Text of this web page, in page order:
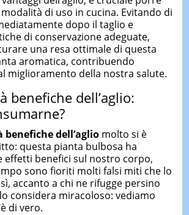
di uso in cucina. Evitando di
dopo il taglio e
di conservazione adeguate,
una resa ottimale di questa
aromatica, contribuendo
miglioramento della nostra salute.
benefiche dell’aglio:
benefiche dell’agliomolto si è
questa pianta bulbosa ha
effetti benefici sul nostro corpo,
sono fioriti molti falsi miti che lo
accanto a chi ne rifugge persino
lo considera miracoloso: vediamo
di vero.